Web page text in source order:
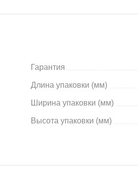
Гарантия
Длина упаковки (мм)
Ширина упаковки (мм)
Высота упаковки (мм)